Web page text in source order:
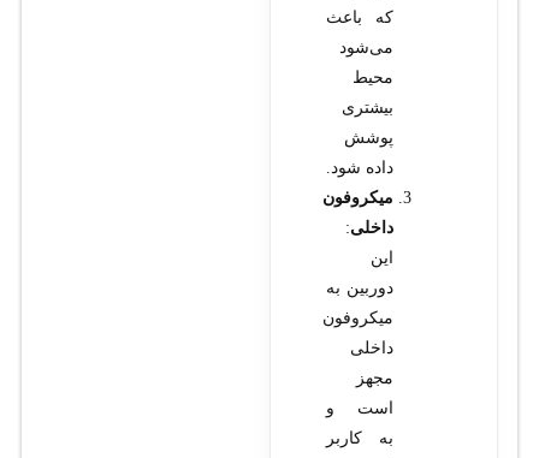
که باعث
می‌شود
محیط
بیشتری
پوشش
داده شود.
میکروفون
داخلی:
این
دوربین به
میکروفون
داخلی
مجهز
است و
به کاربر